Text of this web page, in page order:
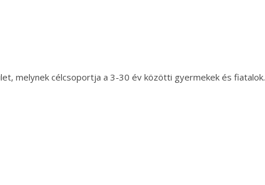
melynek célcsoportja a 3-30 év közötti gyermekek és fiatalok.